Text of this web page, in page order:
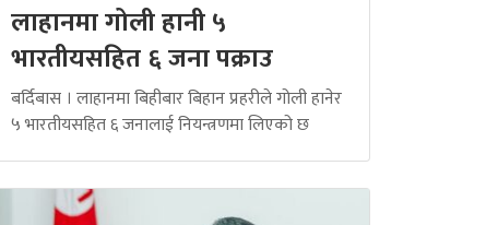
लाहानमा गोली हानी ५
भारतीयसहित ६ जना पक्राउ
बर्दिबास । लाहानमा बिहीबार बिहान प्रहरीले गोली हानेर
५ भारतीयसहित ६ जनालाई नियन्त्रणमा लिएको छ